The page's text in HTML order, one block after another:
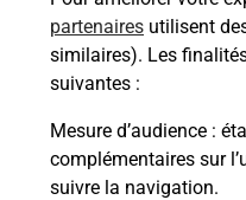
partenaires utilisent
similaires). Les
suivantes :
Mesure d’audience :
complémentaires sur
suivre la navigation.
En savoir plus
Souscrire à la